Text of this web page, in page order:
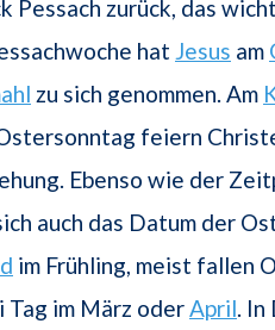
Pessach zurück, das
hat Jesus am
zu sich genommen. Am
feiern
Ebenso wie der
auch das Datum der
im Frühling, meist fallen
Tag im März oderApril. In